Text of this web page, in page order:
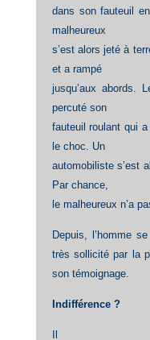
dans son fauteuil
malheureux
s’est alors jeté à
et a rampé
jusqu’aux abords.
percuté son
fauteuil roulant qui
le choc. Un
automobiliste s’est
Par chance,
le malheureux n’a
Depuis, l’homme
très sollicité par la
son témoignage.
Indifférence ?